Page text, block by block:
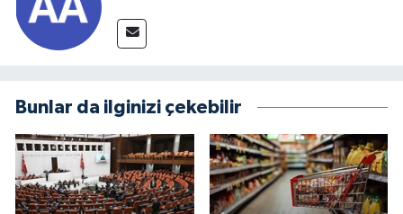
Bunlar da ilginizi çekebilir